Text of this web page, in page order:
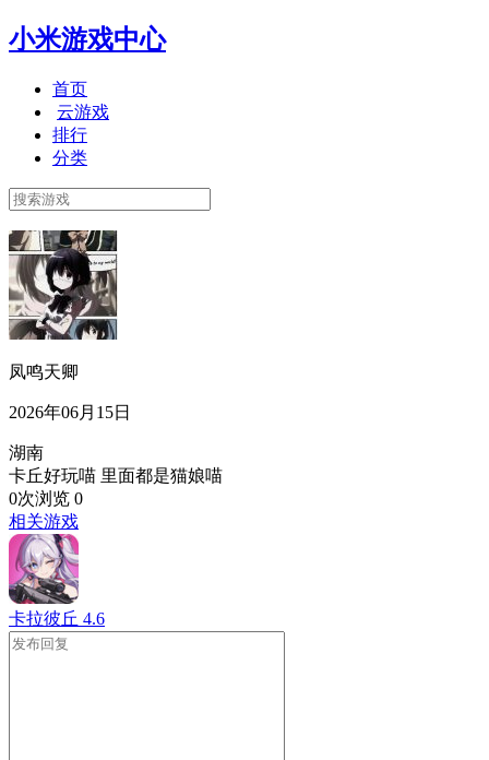
小米游戏中心
首页
云游戏
排行
分类
凤鸣天卿
2026年06月15日
湖南
卡丘好玩喵 里面都是猫娘喵
0次浏览 0
相关游戏
卡拉彼丘 4.6